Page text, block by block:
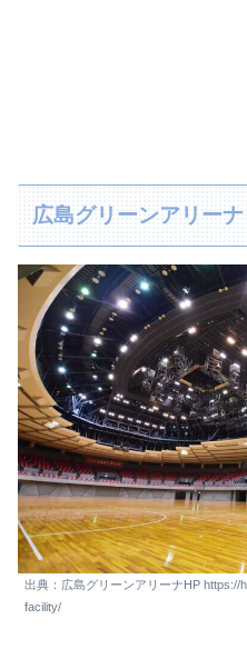
広島グリーンアリーナ
出典：広島グリーンアリーナHP https://
facility/